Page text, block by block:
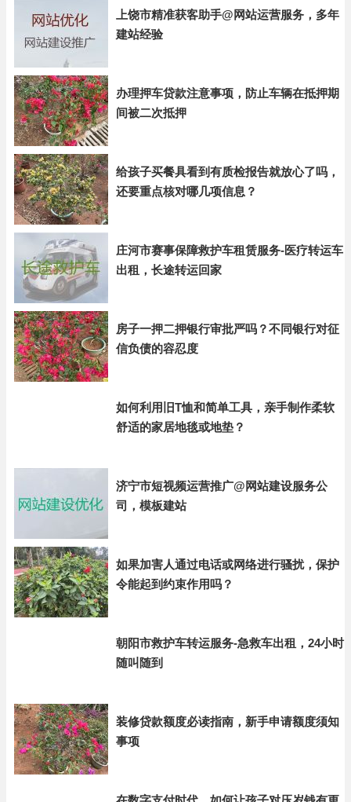
上饶市精准获客助手@网站运营服务，多年
建站经验
办理押车贷款注意事项，防止车辆在抵押期
间被二次抵押
给孩子买餐具看到有质检报告就放心了吗，
还要重点核对哪几项信息？
庄河市赛事保障救护车租赁服务-医疗转运车
出租，长途转运回家
房子一押二押银行审批严吗？不同银行对征
信负债的容忍度
如何利用旧T恤和简单工具，亲手制作柔软
舒适的家居地毯或地垫？
济宁市短视频运营推广@网站建设服务公
司，模板建站
如果加害人通过电话或网络进行骚扰，保护
令能起到约束作用吗？
朝阳市救护车转运服务-急救车出租，24小时
随叫随到
装修贷款额度必读指南，新手申请额度须知
事项